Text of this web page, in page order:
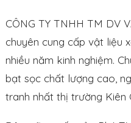
CÔNG TY TNHH TM DV
chuyên cung cấp vật liệu
nhiều năm kinh nghiệm.
bạt sọc chất lượng cao,
tranh nhất thị trường Kiên